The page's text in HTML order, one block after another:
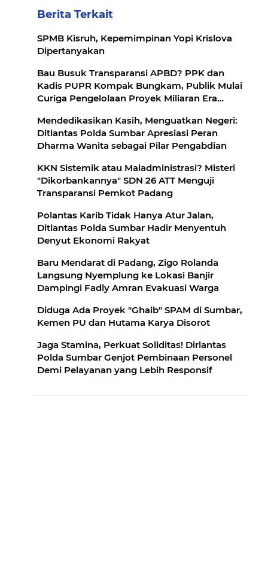
Berita Terkait
SPMB Kisruh, Kepemimpinan Yopi Krislova
Dipertanyakan
Bau Busuk Transparansi APBD? PPK dan
Kadis PUPR Kompak Bungkam, Publik Mulai
Curiga Pengelolaan Proyek Miliaran Era
Mendedikasikan Kasih, Menguatkan Negeri:
Ditlantas Polda Sumbar Apresiasi Peran
Dharma Wanita sebagai Pilar Pengabdian
KKN Sistemik atau Maladministrasi? Misteri
"Dikorbankannya" SDN 26 ATT Menguji
Transparansi Pemkot Padang
Polantas Karib Tidak Hanya Atur Jalan,
Ditlantas Polda Sumbar Hadir Menyentuh
Denyut Ekonomi Rakyat
Baru Mendarat di Padang, Zigo Rolanda
Langsung Nyemplung ke Lokasi Banjir
Dampingi Fadly Amran Evakuasi Warga
Diduga Ada Proyek "Ghaib" SPAM di Sumbar,
Kemen PU dan Hutama Karya Disorot
Jaga Stamina, Perkuat Soliditas! Dirlantas
Polda Sumbar Genjot Pembinaan Personel
Demi Pelayanan yang Lebih Responsif